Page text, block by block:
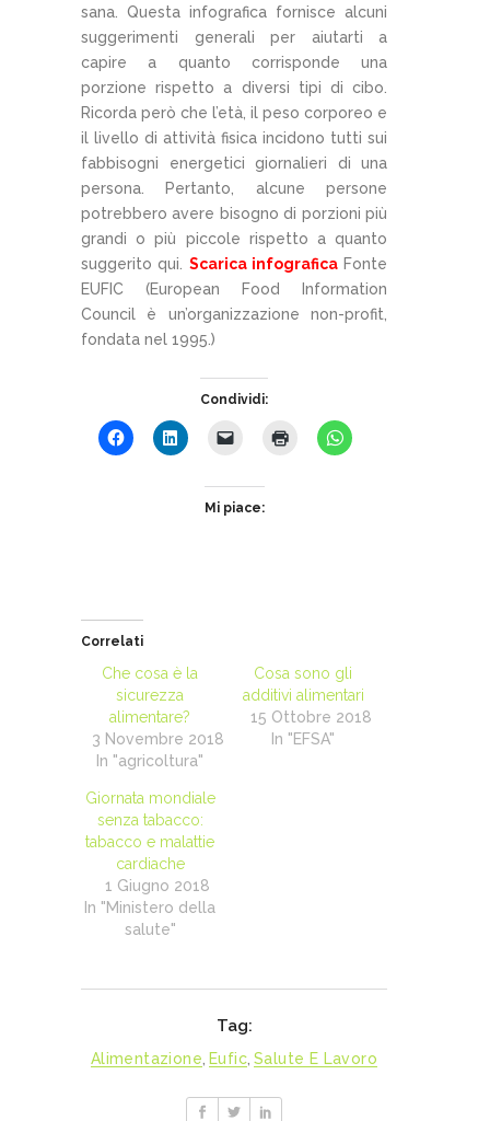
sana. Questa infografica fornisce alcuni
suggerimenti generali per aiutarti a
capire a quanto corrisponde una
porzione rispetto a diversi tipi di cibo.
Ricorda però che l’età, il peso corporeo e
il livello di attività fisica incidono tutti sui
fabbisogni energetici giornalieri di una
persona. Pertanto, alcune persone
potrebbero avere bisogno di porzioni più
grandi o più piccole rispetto a quanto
suggerito qui. Scarica infograficaFonte
EUFIC (European Food Information
Council è un’organizzazione non-profit,
fondata nel 1995.)
Condividi:
Mi piace:
Correlati
Che cosa è la
sicurezza
alimentare?
3 Novembre 2018
In "agricoltura"
Cosa sono gli
additivi alimentari
15 Ottobre 2018
In "EFSA"
Giornata mondiale
senza tabacco:
tabacco e malattie
cardiache
1 Giugno 2018
In "Ministero della
salute"
Tag:
Alimentazione Eufic Salute E Lavoro